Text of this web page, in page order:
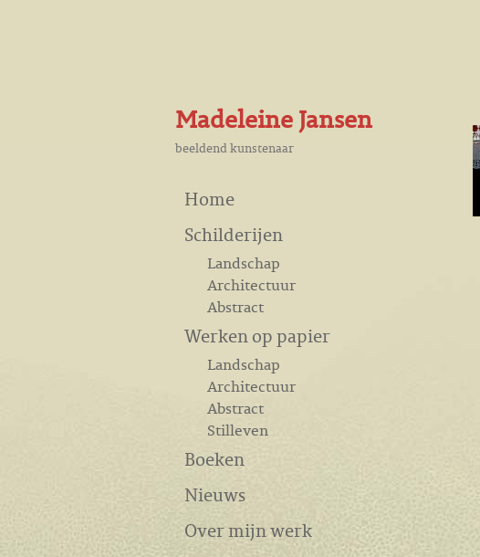
Madeleine Jansen
beeldend kunstenaar
Home
Schilderijen
Landschap
Architectuur
Abstract
Werken op papier
Landschap
Architectuur
Abstract
Stilleven
Boeken
Nieuws
Over mijn werk